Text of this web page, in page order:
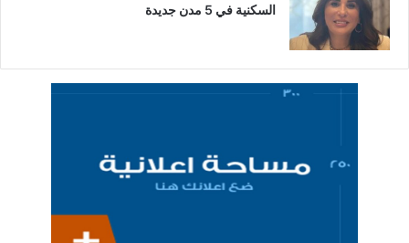
السكنية في 5 مدن جديدة